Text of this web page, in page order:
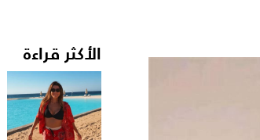
الأكثر قراءة